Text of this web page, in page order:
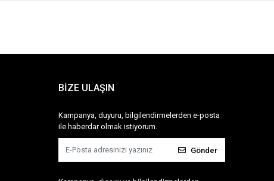
BİZE ULAŞIN
Kampanya, duyuru, bilgilendirmelerden e-posta
ile haberdar olmak istiyorum.
Gönder